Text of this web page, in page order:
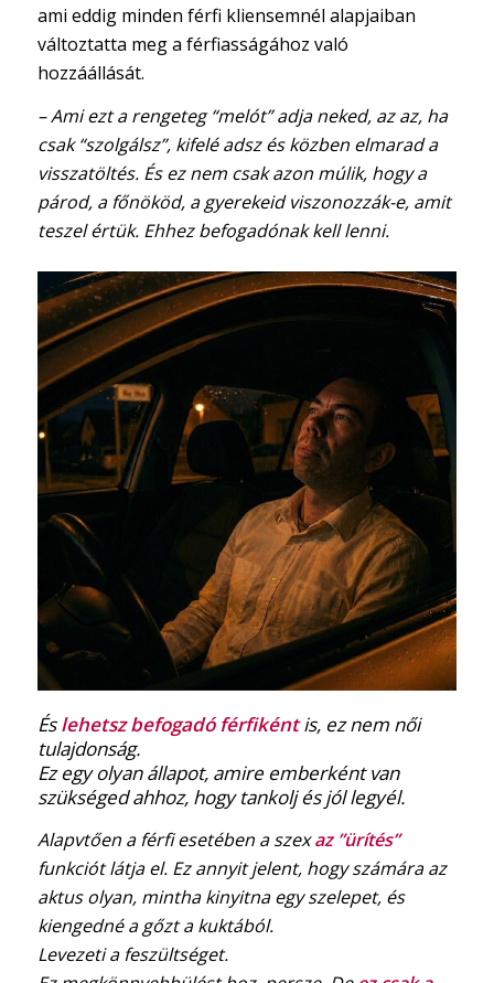
ami eddig minden férfi kliensemnél alapjaiban
változtatta meg a férfiasságához való
hozzáállását.
​– Ami ezt a rengeteg “melót” adja neked, az az, ha
csak “szolgálsz”, kifelé adsz és közben elmarad a
visszatöltés. És ez nem csak azon múlik, hogy a
párod, a főnököd, a gyerekeid viszonozzák-e, amit
teszel értük. Ehhez befogadónak kell lenni.
Éslehetsz befogadó férfikéntis, ez nem női
tulajdonság.
Ez egy olyan állapot, amire emberként van
szükséged ahhoz, hogy tankolj és jól legyél.
Alapvtően a férfi esetében a szexaz ”ürítés”
funkciót látja el. Ez annyit jelent, hogy számára az
aktus olyan, mintha kinyitna egy szelepet, és
kiengedné a gőzt a kuktából.
Levezeti a feszültséget.